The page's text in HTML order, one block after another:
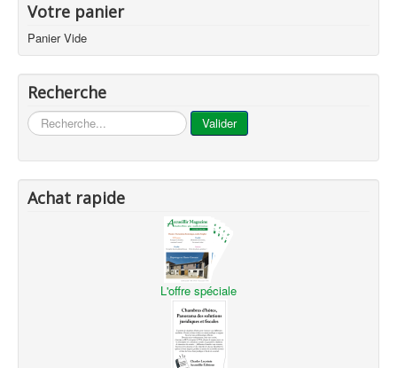
Votre panier
Panier Vide
Recherche
... Valider
Achat rapide
L'offre spéciale